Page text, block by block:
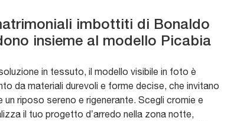
imbottiti di Bonaldo
insieme al modello Picabia
in tessuto, il modello visibile in foto è
da materiali durevoli e forme decise, che invitano
un riposo sereno e rigenerante. Scegli cromie e
il tuo progetto d’arredo nella zona notte,